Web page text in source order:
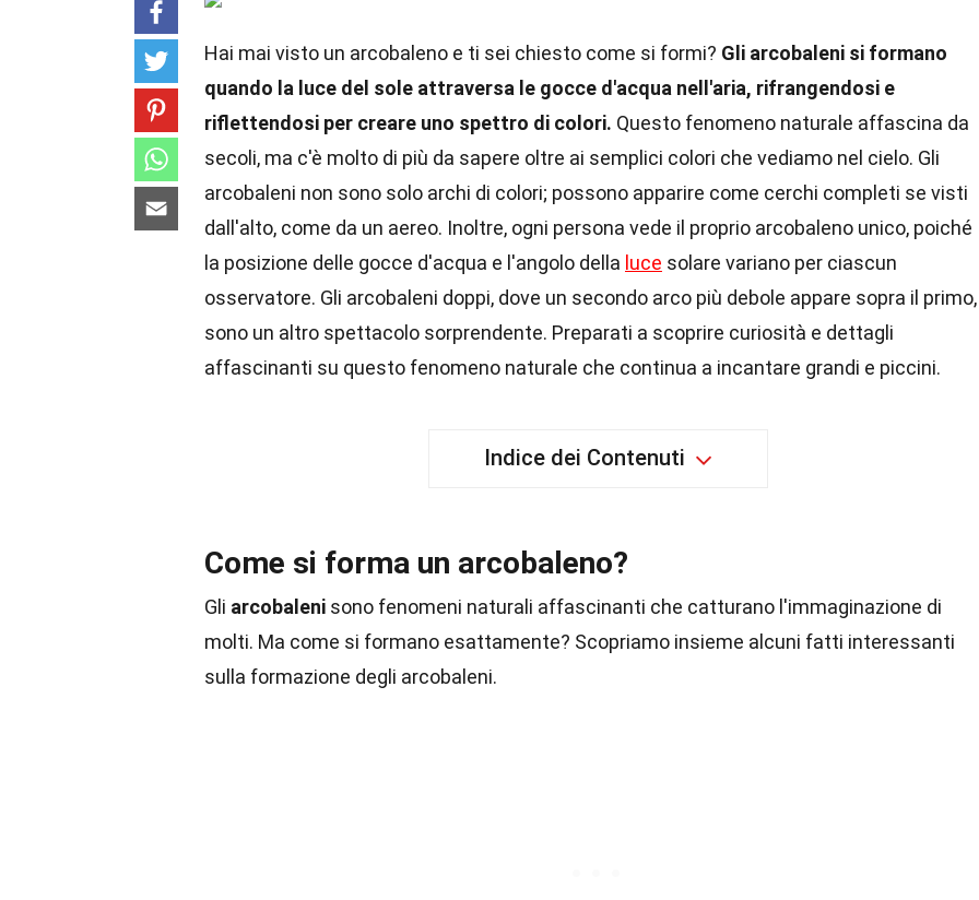
Hai mai visto un arcobaleno e ti sei chiesto come si formi? Gli arcobaleni si formano
quando la luce del sole attraversa le gocce d'acqua nell'aria, rifrangendosi e
riflettendosi per creare uno spettro di colori. Questo fenomeno naturale affascina da
secoli, ma c'è molto di più da sapere oltre ai semplici colori che vediamo nel cielo. Gli
arcobaleni non sono solo archi di colori; possono apparire come cerchi completi se visti
dall'alto, come da un aereo. Inoltre, ogni persona vede il proprio arcobaleno unico, poiché
la posizione delle gocce d'acqua e l'angolo della luce solare variano per ciascun
osservatore. Gli arcobaleni doppi, dove un secondo arco più debole appare sopra il primo,
sono un altro spettacolo sorprendente. Preparati a scoprire curiosità e dettagli
affascinanti su questo fenomeno naturale che continua a incantare grandi e piccini.
Indice dei Contenuti
Come si forma un arcobaleno?
Gli arcobaleni sono fenomeni naturali affascinanti che catturano l'immaginazione di
molti. Ma come si formano esattamente? Scopriamo insieme alcuni fatti interessanti
sulla formazione degli arcobaleni.